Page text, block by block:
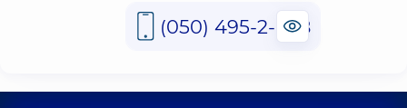
(050) 495-2-888